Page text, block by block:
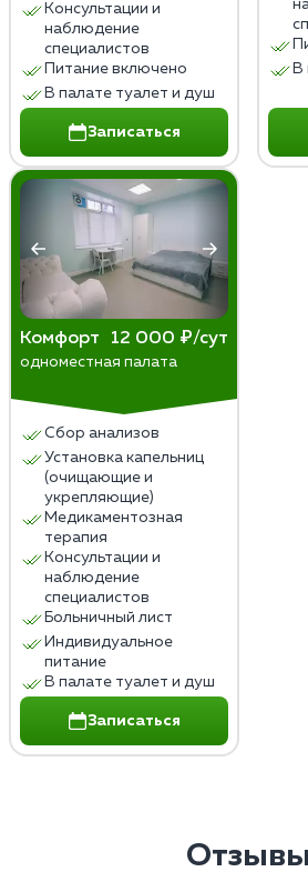
Консультации и
наблюдение
специалистов
Питание включено
В палате туалет и душ
Записаться
В
Комфорт 12 000 ₽/сут
одноместная палата
Сбор анализов
Установка капельниц
(очищающие и
укрепляющие)
Медикаментозная
терапия
Консультации и
наблюдение
специалистов
Больничный лист
Индивидуальное
питание
В палате туалет и душ
Записаться
Отзывы